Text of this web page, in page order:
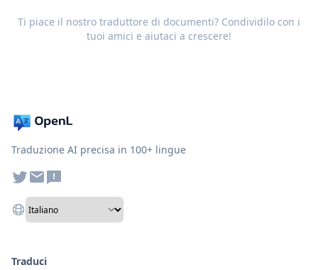
Ti piace il nostro traduttore di documenti? Condividilo con i
tuoi amici e aiutaci a crescere!
Traduzione AI precisa in 100+ lingue
Traduci